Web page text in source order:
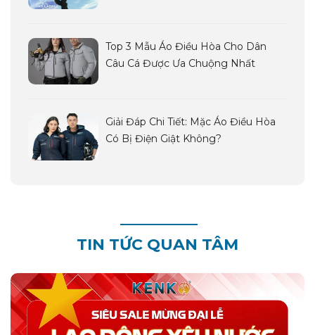
Top 3 Mẫu Áo Điều Hòa Cho Dân
Câu Cá Được Ưa Chuộng Nhất
Giải Đáp Chi Tiết: Mặc Áo Điều Hòa
Có Bị Điện Giật Không?
TIN TỨC QUAN TÂM